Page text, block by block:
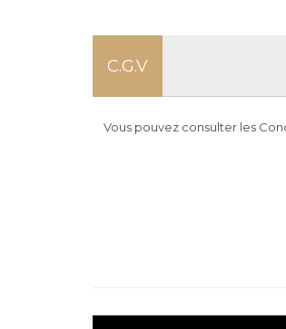
C.G.V
Vous pouvez consulter les